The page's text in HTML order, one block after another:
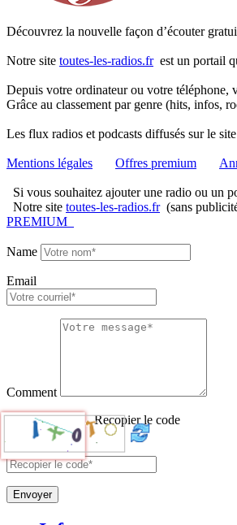
Découvrez la nouvelle façon d’écouter
Notre site toutes-les-radios.frest un portail
Depuis votre ordinateur ou votre téléphone,
Grâce au classement par genre (hits, infos,
Les flux radios et podcasts diffusés sur le
Mentions légales Offres premium
Si vous souhaitez ajouter une radio ou un
Notre site toutes-les-radios.fr(sans
PREMIUM
Name
Email
Comment
Recopier le code
Envoyer